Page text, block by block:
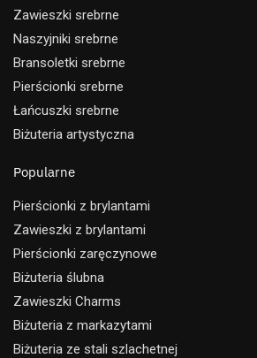
Zawieszki srebrne
Naszyjniki srebrne
Bransoletki srebrne
Pierścionki srebrne
Łańcuszki srebrne
Biżuteria artystyczna
Popularne
Pierścionki z brylantami
Zawieszki z brylantami
Pierścionki zaręczynowe
Biżuteria ślubna
Zawieszki Charms
Biżuteria z markazytami
Biżuteria ze stali szlachetnej